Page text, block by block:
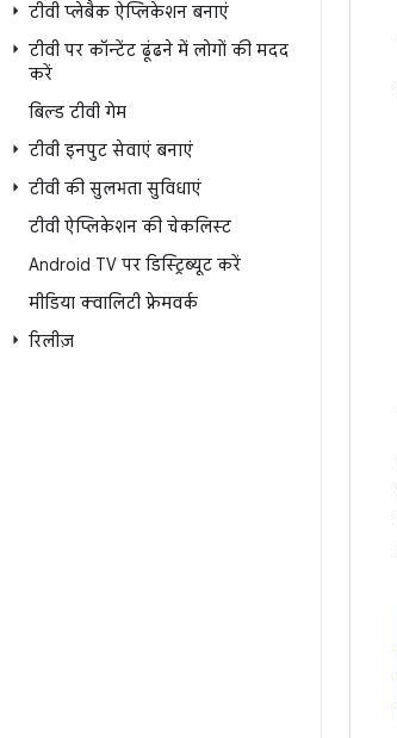
टीवी प्लेबैक ऐप्लिकेशन बनाएं
टीवी पर कॉन्टेंट ढूंढने में लोगों की मदद
करें
बिल्ड टीवी गेम
टीवी इनपुट सेवाएं बनाएं
टीवी की सुलभता सुविधाएं
टीवी ऐप्लिकेशन की चेकलिस्ट
Android TV पर डिस्ट्रिब्यूट करें
मीडिया क्वालिटी फ़्रेमवर्क
रिलीज़